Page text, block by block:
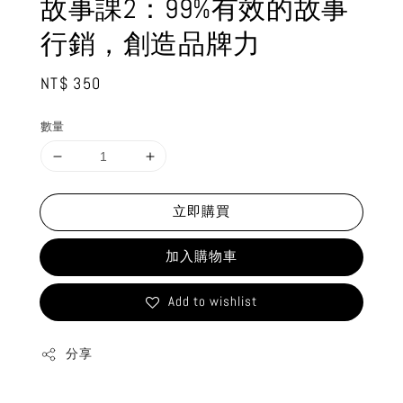
故事課2：99%有效的故事
行銷，創造品牌力
Regular
NT$ 350
數量
立即購買
加入購物車
Add to wishlist
分享